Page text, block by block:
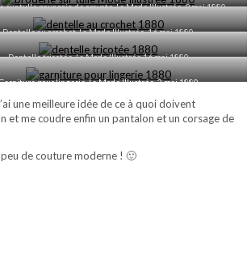
sur tulle pour coin de cravate, La Mode Illustrée, 9 mai 1880
Dentelle au crochet, La Mode Illustrée, 16 mai 1880
Dentelle tricotée, La Mode Illustrée 16 mai 1880
pour lingerie, La Mode Illustrée, 2 mai 1880
une meilleure idée de ce à quoi doivent
et me coudre enfin un pantalon et un corsage de
de couture moderne ! 🙂